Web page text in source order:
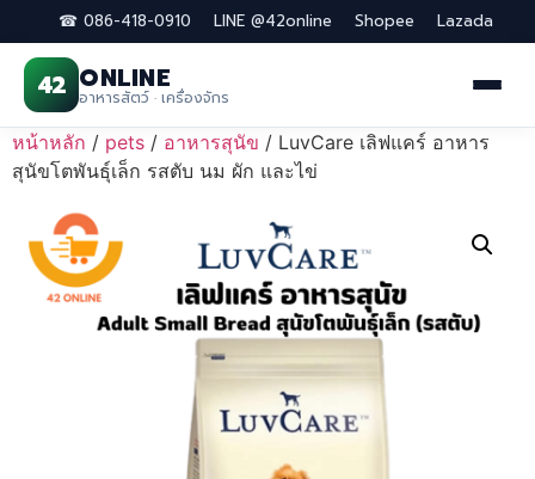
☎ 086-418-0910 LINE @42online Shopee Lazada
42 ONLINE
อาหารสัตว์ · เครื่องจักร
Skip
to
หน้าหลัก / pets / อาหารสุนัข / LuvCare เลิฟแคร์ อาหาร
สุนัขโตพันธุ์เล็ก รสตับ นม ผัก และไข่